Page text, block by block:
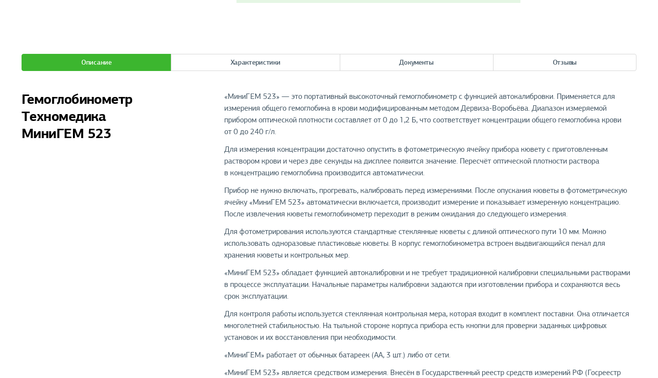
Описание Характеристики Документы Отзывы
Гемоглобинометр
Техномедика
МиниГЕМ 523
«МиниГЕМ 523» — это портативный высокоточный гемоглобинометр с функцией автокалибровки. Применяется для
измерения общего гемоглобина в крови модифицированным методом Дервиза-Воробьёва. Диапазон измеряемой
прибором оптической плотности составляет от 0 до 1,2 Б, что соответствует концентрации общего гемоглобина крови
от 0 до 240 г/л.
Для измерения концентрации достаточно опустить в фотометрическую ячейку прибора кювету с приготовленным
раствором крови и через две секунды на дисплее появится значение. Пересчёт оптической плотности раствора
в концентрацию гемоглобина производится автоматически.
Прибор не нужно включать, прогревать, калибровать перед измерениями. После опускания кюветы в фотометрическую
ячейку «МиниГЕМ 523» автоматически включается, производит измерение и показывает измеренную концентрацию.
После извлечения кюветы гемоглобинометр переходит в режим ожидания до следующего измерения.
Для фотометрирования используются стандартные стеклянные кюветы с длиной оптического пути 10 мм. Можно
использовать одноразовые пластиковые кюветы. В корпус гемоглобинометра встроен выдвигающийся пенал для
хранения кюветы и контрольных мер.
«МиниГЕМ 523» обладает функцией автокалибровки и не требует традиционной калибровки специальными растворами
в процессе эксплуатации. Начальные параметры калибровки задаются при изготовлении прибора и сохраняются весь
срок эксплуатации.
Для контроля работы используется стеклянная контрольная мера, которая входит в комплект поставки. Она отличается
многолетней стабильностью. На тыльной стороне корпуса прибора есть кнопки для проверки заданных цифровых
установок и их восстановления при необходимости.
«МиниГЕМ» работает от обычных батареек (АА, 3 шт.) либо от сети.
«МиниГЕМ 523» является средством измерения. Внесён в Государственный реестр средств измерений РФ (Госреестр